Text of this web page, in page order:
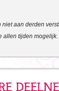
aan derden
allen tijden mogelijk.